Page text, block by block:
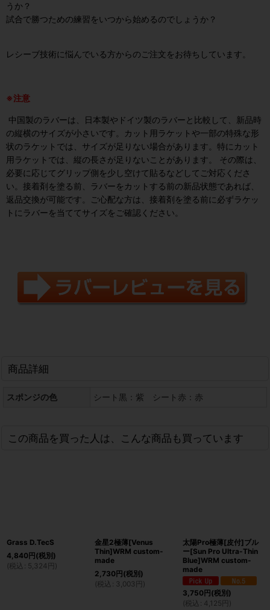
うか？
試合で勝つための練習をいつから始めるのでしょうか？
レシーブ技術に悩んでいる方からのご注文をお待ちしています。
※注意
中国製のラバーは、日本製やドイツ製のラバーと比較して、新品時
の縦横のサイズが小さいです。カット用ラケットや一部の特殊な形
状のラケットでは、サイズが足りない場合があります。特にカット
用ラケットでは、縦の長さが足りないことがあります。 その際は、
必要に応じてグリップ側を少し空けて貼るなどしてご対応くださ
い。接着剤を塗る前、ラバーをカットする前の新品状態であれば、
返品交換が可能です。ご心配な方は、接着剤を塗る前に必ずラケッ
トにラバーを当ててサイズをご確認ください。
商品詳細
スポンジの色 シート黒：紫 シート赤：赤
この商品を買った人は、こんな商品も買っています
Grass D.TecS
4,840円(税別)
(税込 : 5,324 円 )
金星2極薄[Venus
Thin]WRM custom-
made
2,730円(税別)
(税込 : 3,003 円 )
太陽Pro極薄[皮付]ブル
ー[Sun Pro Ultra-Thin
Blue]WRM custom-
made
3,750 円 (税別)
(税込 : 4,125 円 )